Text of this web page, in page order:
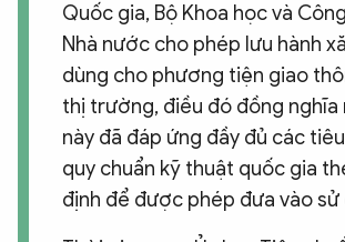
Quốc gia, Bộ Khoa học và
Nhà nước cho phép lưu hành
dùng cho phương tiện giao
thị trường, điều đó đồng nghĩa
này đã đáp ứng đầy đủ các
quy chuẩn kỹ thuật quốc gia
định để được phép đưa vào sử